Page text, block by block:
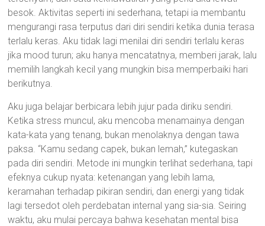
besok. Aktivitas seperti ini sederhana, tetapi ia membantu
mengurangi rasa terputus dari diri sendiri ketika dunia terasa
terlalu keras. Aku tidak lagi menilai diri sendiri terlalu keras
jika mood turun; aku hanya mencatatnya, memberi jarak, lalu
memilih langkah kecil yang mungkin bisa memperbaiki hari
berikutnya.
Aku juga belajar berbicara lebih jujur pada diriku sendiri.
Ketika stress muncul, aku mencoba menamainya dengan
kata-kata yang tenang, bukan menolaknya dengan tawa
paksa. “Kamu sedang capek, bukan lemah,” kutegaskan
pada diri sendiri. Metode ini mungkin terlihat sederhana, tapi
efeknya cukup nyata: ketenangan yang lebih lama,
keramahan terhadap pikiran sendiri, dan energi yang tidak
lagi tersedot oleh perdebatan internal yang sia-sia. Seiring
waktu, aku mulai percaya bahwa kesehatan mental bisa